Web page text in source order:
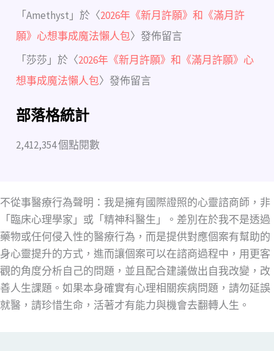
「Amethyst 」於〈2026年《新月許願》和《滿月許
願》心想事成魔法懶人包〉發佈留言
「 莎莎 」於〈2026年《新月許願》和《滿月許願》心
想事成魔法懶人包〉發佈留言
部落格統計
2,412,354 個點閱數
不從事醫療行為聲明：我是擁有國際證照的心靈諮商師，非
「臨床心理學家」或「精神科醫生」。差別在於我不是透過
藥物或任何侵入性的醫療行為，而是提供對應個案有幫助的
身心靈提升的方式，進而讓個案可以在諮商過程中，用更客
觀的角度分析自己的問題，並且配合建議做出自我改變，改
善人生課題。如果本身確實有心理相關疾病問題，請勿延誤
就醫，請珍惜生命，活著才有能力與機會去翻轉人生。